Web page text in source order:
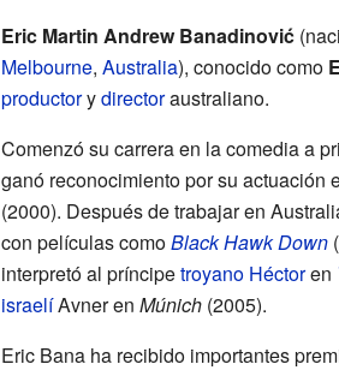
Eric Martin Andrew Banadinović
Melbourne, Australia), conocido como
productorydirectoraustraliano.
Comenzó su carrera en la comedia a
ganó reconocimiento por su actuación
(2000). Después de trabajar en
con películas comoBlack Hawk Down
interpretó al príncipetroyano Héctoren
israelíAvner en Múnich(2005).
Eric Bana ha recibido importantes